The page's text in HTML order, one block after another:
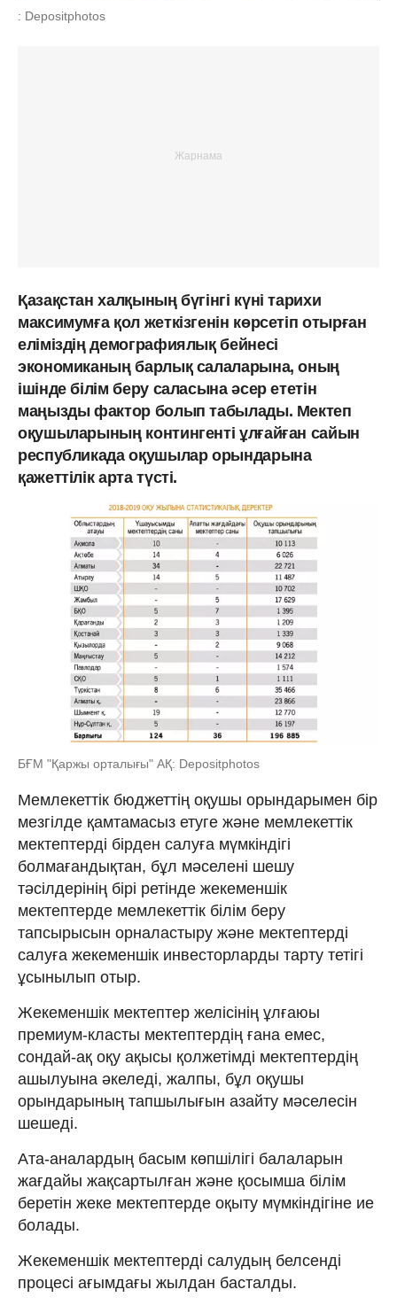
: Depositphotos
Қазақстан халқының бүгінгі күні тарихи
максимумға қол жеткізгенін көрсетіп отырған
еліміздің демографиялық бейнесі
экономиканың барлық салаларына, оның
ішінде білім беру саласына әсер ететін
маңызды фактор болып табылады. Мектеп
оқушыларының контингенті ұлғайған сайын
республикада оқушылар орындарына
қажеттілік арта түсті.
БҒМ "Қаржы орталығы" АҚ: Depositphotos
Мемлекеттік бюджеттің оқушы орындарымен бір
мезгілде қамтамасыз етуге және мемлекеттік
мектептерді бірден салуға мүмкіндігі
болмағандықтан, бұл мәселені шешу
тәсілдерінің бірі ретінде жекеменшік
мектептерде мемлекеттік білім беру
тапсырысын орналастыру және мектептерді
салуға жекеменшік инвесторларды тарту тетігі
ұсынылып отыр.
Жекеменшік мектептер желісінің ұлғаюы
премиум-класты мектептердің ғана емес,
сондай-ақ оқу ақысы қолжетімді мектептердің
ашылуына әкеледі, жалпы, бұл оқушы
орындарының тапшылығын азайту мәселесін
шешеді.
Ата-аналардың басым көпшілігі балаларын
жағдайы жақсартылған және қосымша білім
беретін жеке мектептерде оқыту мүмкіндігіне ие
болады.
Жекеменшік мектептерді салудың белсенді
процесі ағымдағы жылдан басталды.